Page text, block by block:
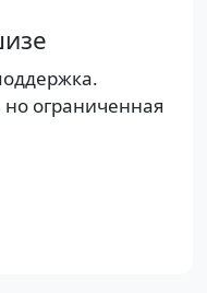
ограниченная